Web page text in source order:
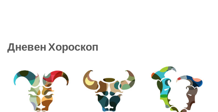
Дневен Хороскоп